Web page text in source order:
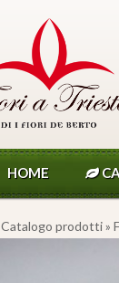
HOME
Catalogo prodotti»